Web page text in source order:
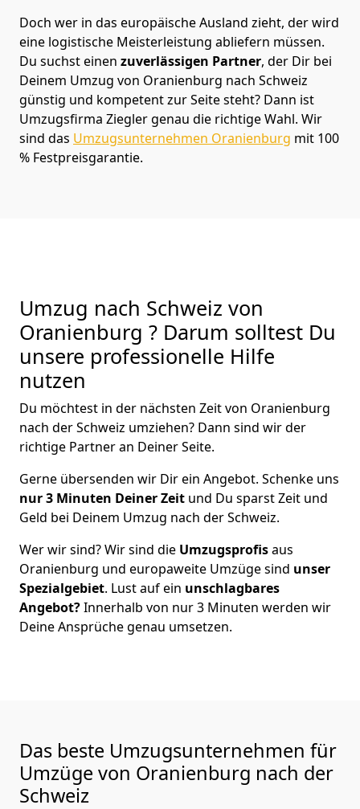
Doch wer in das europäische Ausland zieht, der wird
eine logistische Meisterleistung abliefern müssen.
Du suchst einen zuverlässigen Partner, der Dir bei
Deinem Umzug von Oranienburg nach Schweiz
günstig und kompetent zur Seite steht? Dann ist
Umzugsfirma Zieglergenau die richtige Wahl. Wir
sind das Umzugsunternehmen Oranienburg mit 100
% Festpreisgarantie.
Umzug nach Schweiz von
Oranienburg ? Darum solltest Du
unsere professionelle Hilfe
nutzen
Du möchtest in der nächsten Zeit von Oranienburg
nach der Schweiz umziehen? Dann sind wir der
richtige Partner an Deiner Seite.
Gerne übersenden wir Dir ein Angebot. Schenke uns
nur3 Minuten Deiner Zeit und Du sparst Zeit und
Geld bei Deinem Umzug nach der Schweiz.
Wer wir sind? Wir sind die Umzugsprofisaus
Oranienburg und europaweite Umzüge sind unser
Spezialgebiet. Lust auf ein unschlagbares
Angebot?Innerhalb von nur3 Minuten werden wir
Deine Ansprüche genau umsetzen.
Das beste Umzugsunternehmen für
Umzüge von Oranienburg nach der
Schweiz